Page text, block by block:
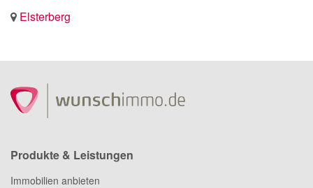
Elsterberg
Produkte & Leistungen
Immobilien anbieten